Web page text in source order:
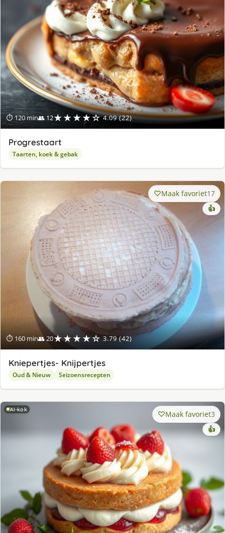
⏱ 120 min👥 12★★★★☆ 4.09 (22)
Progrestaart
Taarten, koek & gebak
⏱ 160 min👥 20★★★★☆ 3.79 (42)
Maak favoriet17
👍
Kniepertjes- Knijpertjes
Oud & Nieuw Seizoensrecepten
AI-kok Maak favoriet3
👍